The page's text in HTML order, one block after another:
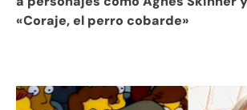
«Coraje, el perro cobarde»